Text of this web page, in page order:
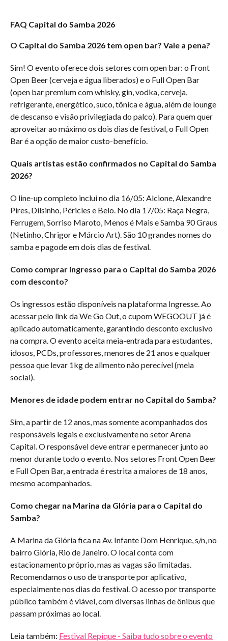
FAQ Capital do Samba 2026
O Capital do Samba 2026 tem open bar? Vale a pena?
Sim! O evento oferece dois setores com open bar: o Front
Open Beer (cerveja e água liberados) e o Full Open Bar
(open bar premium com whisky, gin, vodka, cerveja,
refrigerante, energético, suco, tônica e água, além de lounge
de descanso e visão privilegiada do palco). Para quem quer
aproveitar ao máximo os dois dias de festival, o Full Open
Bar é a opção de maior custo-benefício.
Quais artistas estão confirmados no Capital do Samba
2026?
O line-up completo inclui no dia 16/05: Alcione, Alexandre
Pires, Dilsinho, Péricles e Belo. No dia 17/05: Raça Negra,
Ferrugem, Sorriso Maroto, Menos é Mais e Samba 90 Graus
(Netinho, Chrigor e Márcio Art). São 10 grandes nomes do
samba e pagode em dois dias de festival.
Como comprar ingresso para o Capital do Samba 2026
com desconto?
Os ingressos estão disponíveis na plataforma Ingresse. Ao
acessar pelo link da We Go Out, o cupom WEGOOUT já é
aplicado automaticamente, garantindo desconto exclusivo
na compra. O evento aceita meia-entrada para estudantes,
idosos, PCDs, professores, menores de 21 anos e qualquer
pessoa que levar 1kg de alimento não perecível (meia
social).
Menores de idade podem entrar no Capital do Samba?
Sim, a partir de 12 anos, mas somente acompanhados dos
responsáveis legais e exclusivamente no setor Arena
Capital. O responsável deve entrar e permanecer junto ao
menor durante todo o evento. Nos setores Front Open Beer
e Full Open Bar, a entrada é restrita a maiores de 18 anos,
mesmo acompanhados.
Como chegar na Marina da Glória para o Capital do
Samba?
A Marina da Glória fica na Av. Infante Dom Henrique, s/n, no
bairro Glória, Rio de Janeiro. O local conta com
estacionamento próprio, mas as vagas são limitadas.
Recomendamos o uso de transporte por aplicativo,
especialmente nos dias do festival. O acesso por transporte
público também é viável, com diversas linhas de ônibus que
passam próximas ao local.
Leia também: Festival Repique - Saiba tudo sobre o evento